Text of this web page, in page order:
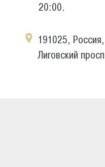
20:00.
191025,
Лиговский